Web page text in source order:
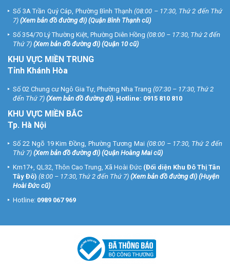
Số 3A Trần Quý Cáp, Phường Bình Thạnh (08:00 – 17:30, Thứ 2 đến Thứ
7) (Xem bản đồ đường đi) (Quận Bình Thạnh cũ)
Số 354/70 Lý Thường Kiệt, Phường Diên Hồng (08:00 – 17:30, Thứ 2 đến
Thứ 7) (Xem bản đồ đường đi) (Quận 10 cũ)
KHU VỰC MIỀN TRUNG
Tỉnh Khánh Hòa
Số 02 Chung cư Ngô Gia Tự, Phường Nha Trang (07:30 – 17:30, Thứ 2
đến Thứ 7) (Xem bản đồ đường đi). Hotline: 0915 810 810
KHU VỰC MIỀN BẮC
Tp. Hà Nội
Số 22 Ngõ 19 Kim Đồng, Phường Tương Mai (08:00 – 17:30, Thứ 2 đến
Thứ 7) (Xem bản đồ đường đi) (Quận Hoàng Mai cũ)
Km17+, QL32, Thôn Cao Trung, Xã Hoài Đức (Đối diện Khu Đô Thị Tân
Tây Đô) (8:00 – 17:30, Thứ 2 đến Thứ 7) (Xem bản đồ đường đi) (Huyện
Hoài Đức cũ)
Hotline: 0989 067 969